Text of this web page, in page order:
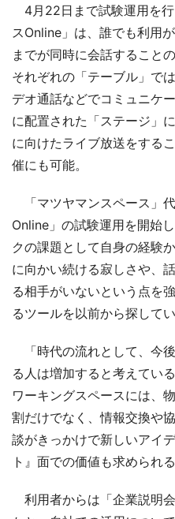
4月22日まで試験運用を
スOnline」は、誰でも利用
までが同時に会話すること
それぞれの「テーブル」で
デオ通話などでコミュニケ
に配置された「ステージ」
に向けたライブ放送をする
催にも可能。
「マツヤマンスペース」
Online」の試験運用を開始
クの課題として自身の経験
に向かい続ける寂しさや、
る相手がいないという点を
るツールを以前から探して
「時代の流れとして、今
る人は増加すると考えてい
ワーキングスペースには、
割だけでなく、情報交換や
談がきっかけで新しいアイ
ト』面での価値も求められ
利用者からは「企業説明